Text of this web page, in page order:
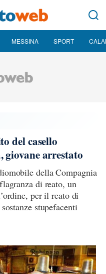
MESSINA SPORT
del casello
giovane arrestato
della Compagnia
di reato, un
per il reato di
stupefacenti